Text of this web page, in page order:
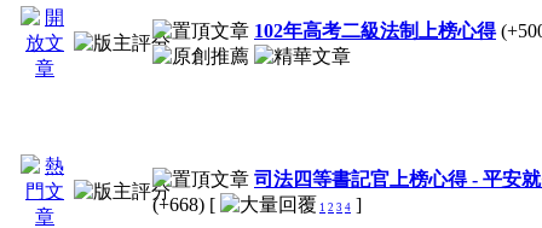
102年高考二級法制上榜心得
司法四等書記官上榜心得 - 平安
(+668) [ 1 2 3 4 ]